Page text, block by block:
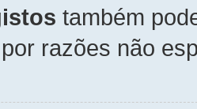
também
razões não